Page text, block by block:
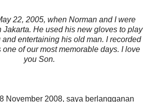
22, 2005, when Norman and I were
Jakarta. He used his new gloves to play
entertaining his old man. I recorded
one of our most memorable days. I love
you Son.
November 2008, saya berlangganan